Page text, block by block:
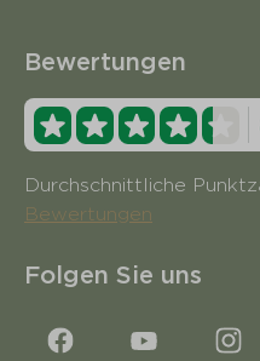
Bewertungen
Durchschnittliche
Bewertungen
Folgen Sie uns